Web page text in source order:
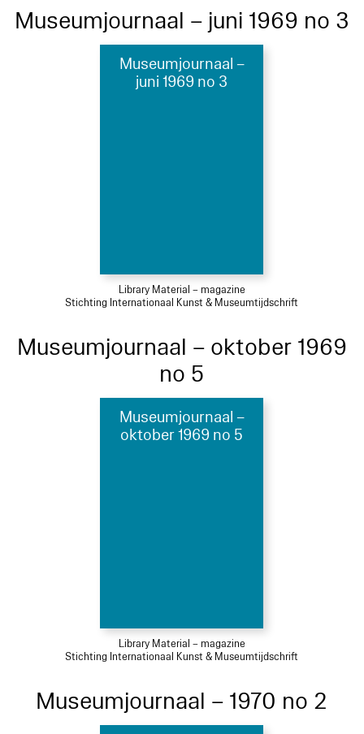
Museumjournaal – juni 1969 no 3
Museumjournaal –
juni 1969 no 3
Library Material – magazine
Stichting Internationaal Kunst & Museumtijdschrift
Museumjournaal – oktober 1969
no 5
Museumjournaal –
oktober 1969 no 5
Library Material – magazine
Stichting Internationaal Kunst & Museumtijdschrift
Museumjournaal – 1970 no 2